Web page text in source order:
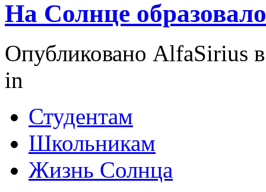
На Солнце
Опубликовано AlfaSirius
in
Студентам
Школьникам
Жизнь Солнца